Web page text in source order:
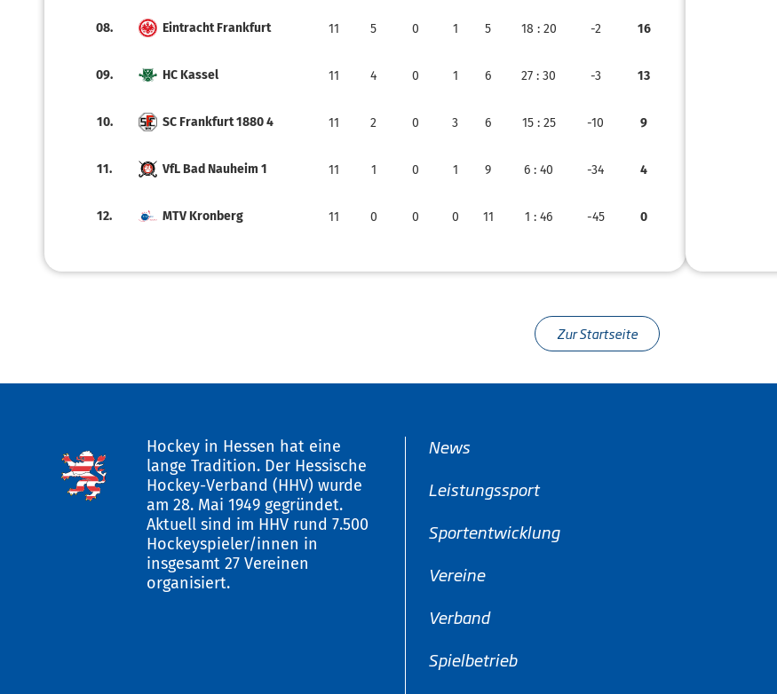
08. Eintracht Frankfurt 11 5 0 1 5 18 : 20 -2 16
09. HC Kassel 11 4 0 1 6 27 : 30 -3 13
10. SC Frankfurt 1880 4 11 2 0 3 6 15: 25 -10 9
11. VfL Bad Nauheim 1 11 1 0 1 9 6 : 40 -34 4
12. MTV Kronberg 11 0 0 0 11 1 : 46 -45 0
Zur Startseite
Hockey in Hessen hat eine
lange Tradition. Der Hessische
Hockey-Verband (HHV) wurde
am 28. Mai 1949 gegründet.
Aktuell sind im HHV rund 7.500
Hockeyspieler/innen in
insgesamt 27 Vereinen
organisiert.
News
Leistungssport
Sportentwicklung
Vereine
Verband
Spielbetrieb